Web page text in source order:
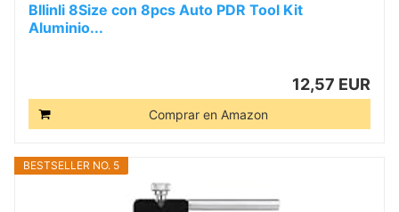
BIlinli 8Size con 8pcs Auto PDR Tool Kit
Aluminio...
12,57 EUR
Comprar en Amazon
BESTSELLER NO. 5